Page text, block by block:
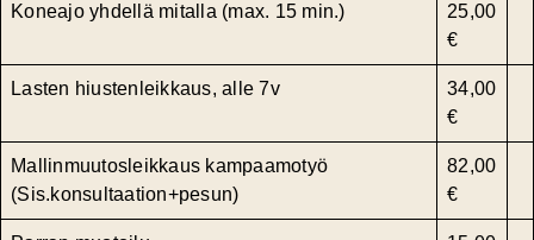
Koneajo yhdellä mitalla (max. 15 min.)
25,00
€
Lasten hiustenleikkaus, alle 7v
34,00
€
Mallinmuutosleikkaus kampaamotyö
(Sis.konsultaation+pesun)
82,00
€